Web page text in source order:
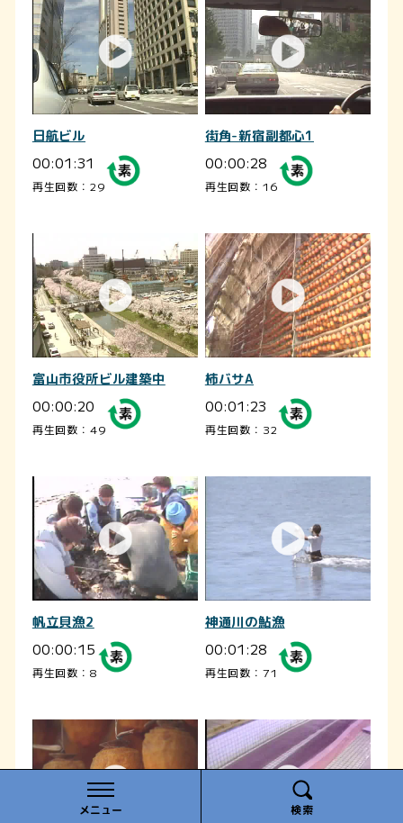
メニュー 検索
日航ビル
00:01:31
再生回数：29
街角-新宿副都心1
00:00:28
再生回数：16
富山市役所ビル建築中
00:00:20
再生回数：49
柿バサA
00:01:23
再生回数：32
帆立貝漁2
00:00:15
再生回数：8
神通川の鮎漁
00:01:28
再生回数：71